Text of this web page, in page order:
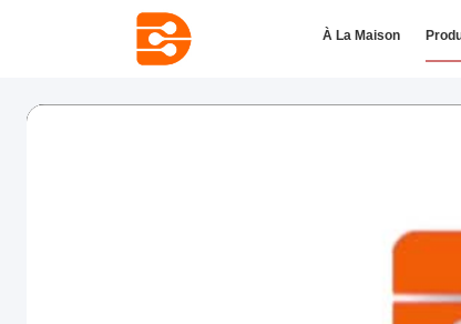
À La Maison